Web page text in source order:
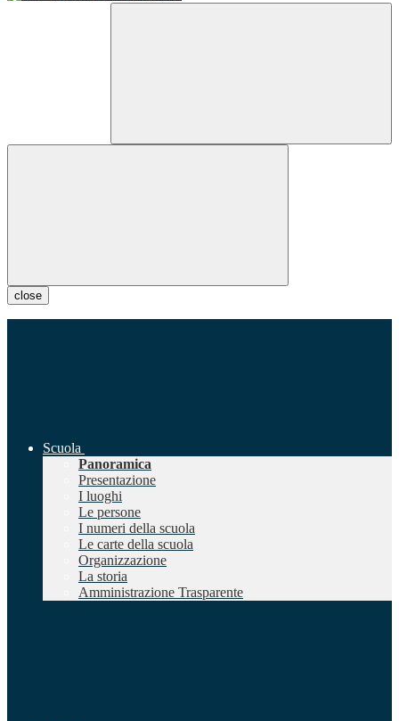
close
Scuola
Panoramica
Presentazione
I luoghi
Le persone
I numeri della scuola
Le carte della scuola
Organizzazione
La storia
Amministrazione Trasparente